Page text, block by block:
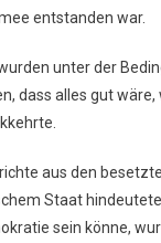
entstanden war.
unter der
dass alles gut
aus den
Staat
sein könne,